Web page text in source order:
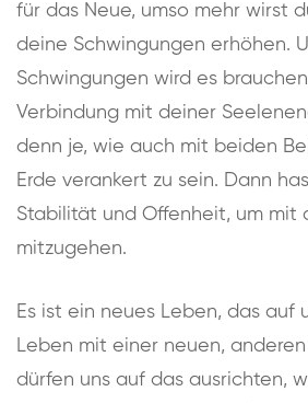
für das Neue, umso mehr wirst
deine Schwingungen erhöhen.
Schwingungen wird es
Verbindung mit deiner
denn je, wie auch mit beiden
Erde verankert zu sein. Dann
Stabilität und Offenheit, um mit
mitzugehen.
Es ist ein neues Leben, das auf
Leben mit einer neuen,
dürfen uns auf das ausrichten,